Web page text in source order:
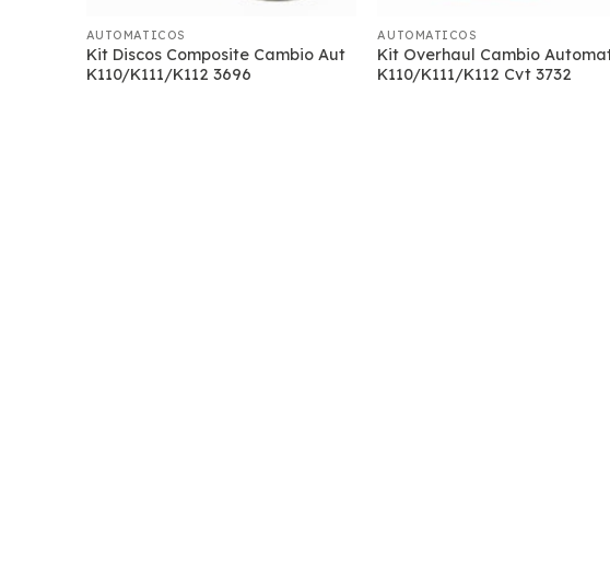
AUTOMATICOS
Kit Discos Composite Cambio Aut
K110/K111/K112 3696
AUTOMATICOS
Kit Overhaul Cambio
K110/K111/K112 Cvt 3732